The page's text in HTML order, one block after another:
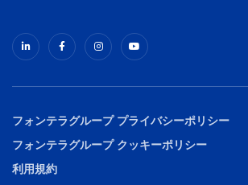
フォンテラグループ プライバシーポリシー
フォンテラグループ クッキーポリシー
利用規約